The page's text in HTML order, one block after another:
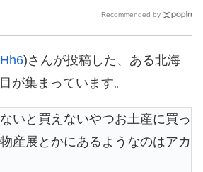
Recommended by
)さんが投稿した、ある北海
が集まっています。
いと買えないやつお土産に買っ
産展とかにあるようなのはアカ